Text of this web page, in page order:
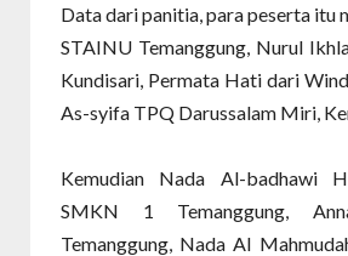
Data dari panitia, para peserta itu
STAINU Temanggung, Nurul
Kundisari, Permata Hati dari
As-syifa TPQ Darussalam Miri,
Kemudian Nada Al-badhawi
SMKN 1 Temanggung,
Temanggung, Nada Al